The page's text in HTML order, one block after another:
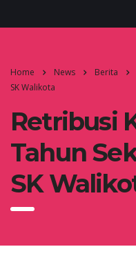
Home News Berita
SK Walikota
Retribusi
Tahun
SK